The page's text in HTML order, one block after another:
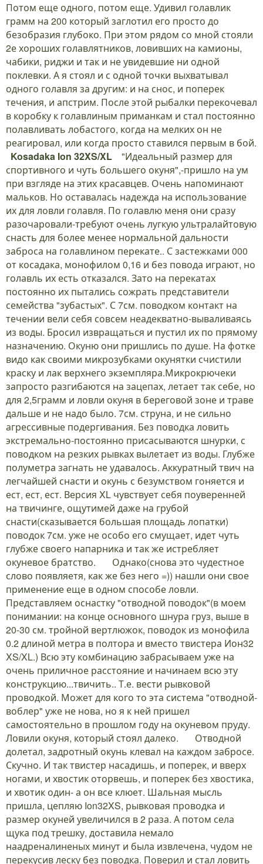
Потом еще одного, потом еще. Удивил голавлик
грамм на 200 который заглотил его просто до
безобразия глубоко. При этом рядом со мной стояли
2е хороших голавлятников, ловивших на камионы,
чабики, риджи и так и не увидевшие ни одной
поклевки. А я стоял и с одной точки выхватывал
одного голавля за другим: и на снос, и поперек
течения, и апстрим. После этой рыбалки перекочевал
в коробку к голавлиным приманкам и стал постоянно
полавливать лобастого, когда на мелких он не
реагировал, или когда просто ставился первым в бой.
Kosadaka Ion 32XS/XL
"Идеальный размер для
спортивного и чуть большего окуня",-пришло на ум
при взгляде на этих красавцев. Очень напоминают
мальков. Но оставалась надежда на использование
их для ловли голавля. По голавлю меня они сразу
разочаровали-требуют очень лугкую ультралайтовую
снасть для более менее нормальной дальности
заброса на голавлином перекате.. С застежками 000
от косадака, монофилом 0,16 и без повода играют, но
голавль их есть отказался. Зато на перекатах
постоянно их пытались сожрать представители
семейства "зубастых". С 7см. поводком контакт на
течении вели себя совсем неадекватно-вываливаясь
из воды. Бросил извращаться и пустил их по прямому
назначению. Окуню они пришлись по душе. На фотке
видо как своими микрозубками окунятки счистили
краску и лак верхнего экземпляра.Микрокрючеки
запросто разгибаются на зацепах, летает так себе, но
для 2,5грамм и ловли окуня в береговой зоне и траве
дальше и не надо было. 7см. струна, и не сильно
агрессивные подергивания. Без поводка ловить
экстремально-постоянно присасываются шнурки, с
поводком на резких рывках вылетает из воды. Глубже
полуметра загнать не удавалось. Аккуратный твич на
легчайшей снасти и окунь с безумством гоняется и
ест, ест, ест. Версия XL чувствует себя поуверенней
на твичинге, ощутимей даже на грубой
снасти(сказывается большая площадь лопатки)
поводок 7см. уже не особо его смущает, идет чуть
глубже своего напарника и так же истребляет
окуневое братство.
Однако(снова это чудестное
слово появляетя, как же без него =)) нашли они свое
применение еще в одном способе ловли.
Представляем оснастку "отводной поводок"(в моем
понимании: на конце основного шнура груз, выше в
20-30 см. тройной вертлюжок, поводок из монофила
0.2 длиной метра в полтора и вместо твистера Ион32
XS/XL.) Всю эту комбинацию забрасываем уже на
очень приличное расстояние и начинаем всю эту
конструкцию...твичить.. Т.е. вести рывковой
проводкой. Может для кого то эта система "отводной-
воблер" уже не нова, но я к ней пришел
самостоятельно в прошлом году на окуневом пруду.
Ловили окуня, который стоял далеко.
Отводной
долетал, задротный окунь клевал на каждом забросе.
Скучно. И так твистер насадишь, и поперек, и вверх
ногами, и хвостик оторвешь, и поперек без хвостика,
и хвотик один- а он все клюет. Шальная мысль
пришла, цепляю Ion32XS, рывковая проводка и
размер окуней увеличился в 2 раза. А потом села
щука под трешку, доставила немало
наадреналиненых минут и была извлечена, чудом не
перекусив леску без поводка. Поверил и стал ловить